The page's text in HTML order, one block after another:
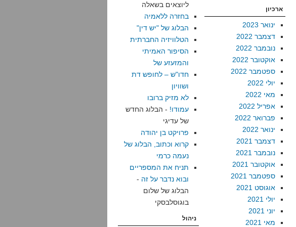
ארכיון
ינואר 2023
דצמבר 2022
נובמבר 2022
אוקטובר 2022
ספטמבר 2022
יולי 2022
מאי 2022
אפריל 2022
פברואר 2022
ינואר 2022
דצמבר 2021
נובמבר 2021
אוקטובר 2021
ספטמבר 2021
אוגוסט 2021
יולי 2021
יוני 2021
מאי 2021
ליוצאים בשאלה
בחזרה ללאמיה
הבלוג של "יש דין"
הטלוויזיה החברתית
הסיפור האמיתי
והמזעזע של
חדו"ש – לחופש דת
ושוויון
לא מזיק ברובו
עמודו! - הבלוג החדש
של עדיגי
פרויקט בן יהודה
קרוא וכתוב, הבלוג של
נעמה כרמי
תניח את המספריים
ובוא נדבר על זה -
הבלוג של שלום
בוגוסלבסקי
ניהול